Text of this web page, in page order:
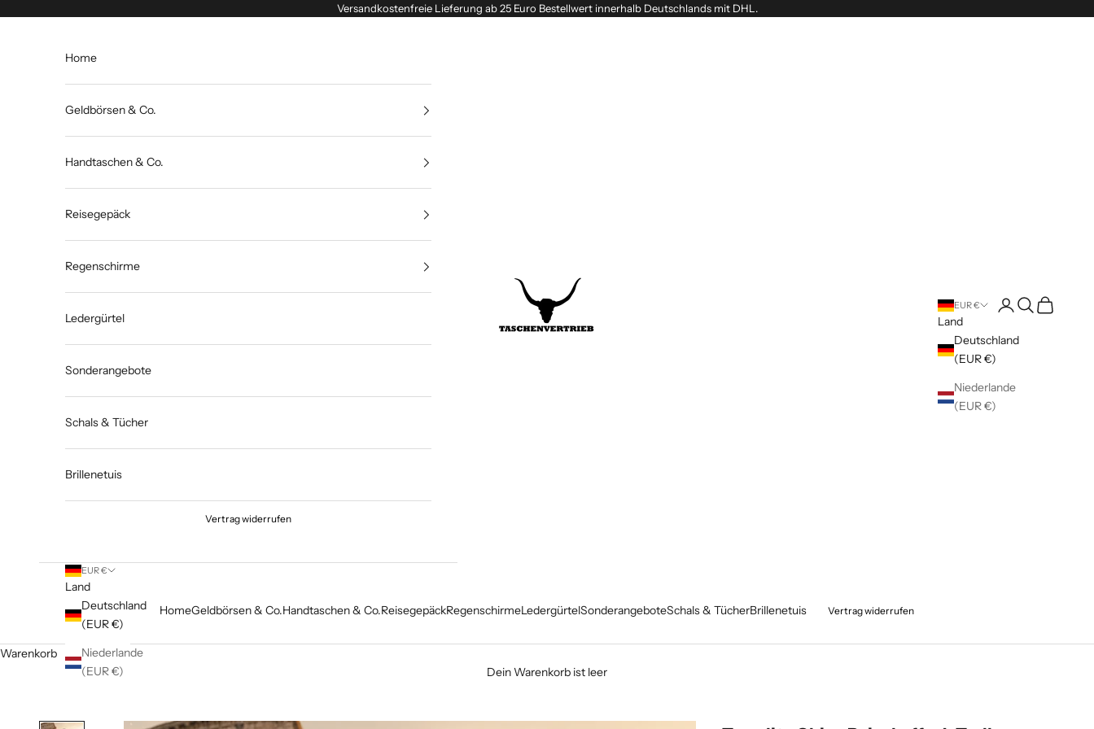
Versandkostenfreie Lieferung ab 25 Euro Bestellwert innerhalb Deutschlands mit DHL.
Taschenvertrieb
HomeGeldbörsen & Co.Handtaschen & Co.ReisegepäckRegenschirmeLedergürtelSonderangeboteSchals & TücherBrillenetuis Vertrag widerrufen
EUR €
Land
Deutschland
(EUR €)
Niederlande
(EUR €)
Anmelden
SuchenWarenkorb
Home
Geldbörsen & Co.
Handtaschen & Co.
Reisegepäck
Regenschirme
Ledergürtel
Sonderangebote
Schals & Tücher
Brillenetuis
Vertrag widerrufen
EUR €
Land
Deutschland
(EUR €)
Niederlande
(EUR €)
Warenkorb
Dein Warenkorb ist leer